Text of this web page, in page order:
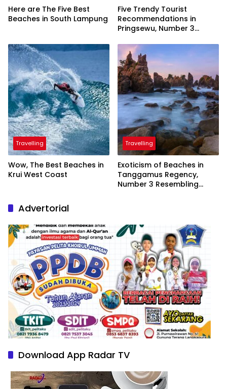
Here are The Five Best
Beaches in South Lampung
Five Trendy Tourist
Recommendations in
Pringsewu, Number 3
President
Travelling
Wow, The Best Beaches in
Krui West Coast
Travelling
Exoticism of Beaches in
Tanggamus Regency,
Number 3 Resembling
Advertorial
Download App Radar TV